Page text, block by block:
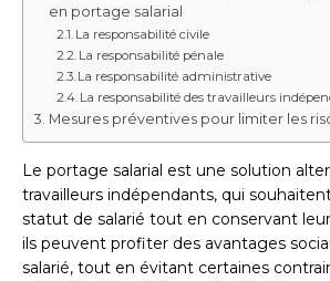
en portage salarial
La responsabilité civile
La responsabilité pénale
La responsabilité administrative
La responsabilité des travailleurs
Mesures préventives pour limiter les
Le portage salarial est une solution
travailleurs indépendants, qui
statut de salarié tout en conservant
ils peuvent profiter des avantages
salarié, tout en évitant certaines